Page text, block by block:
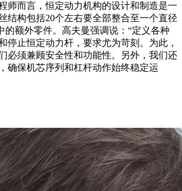
师而言，恒定动力机构的设计和制造是一
结构包括20个左右要全部整合至一个直径
的额外零件。高夫曼强调说：“定义各种
停止恒定动力杆，要求尤为苛刻。为此，
必须兼顾安全性和功能性。另外，我们还
确保机芯序列和杠杆动作始终稳定运